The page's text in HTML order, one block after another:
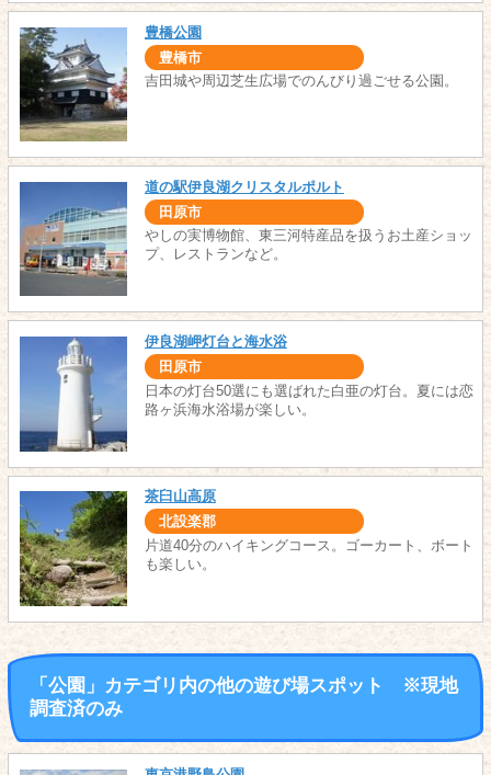
豊橋公園
豊橋市
吉田城や周辺芝生広場でのんびり過ごせる公園。
道の駅伊良湖クリスタルポルト
田原市
やしの実博物館、東三河特産品を扱うお土産ショッ
プ、レストランなど。
伊良湖岬灯台と海水浴
田原市
日本の灯台50選にも選ばれた白亜の灯台。夏には恋
路ヶ浜海水浴場が楽しい。
茶臼山高原
北設楽郡
片道40分のハイキングコース。ゴーカート、ボート
も楽しい。
「公園」カテゴリ内の他の遊び場スポット ※現地
調査済のみ